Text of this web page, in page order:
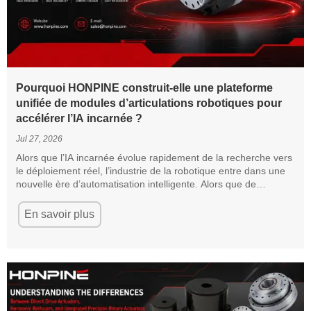
Pourquoi HONPINE construit-elle une plateforme
unifiée de modules d’articulations robotiques pour
accélérer l’IA incarnée ?
Jul 27, 2026
Alors que l’IA incarnée évolue rapidement de la recherche vers
le déploiement réel, l’industrie de la robotique entre dans une
nouvelle ère d’automatisation intelligente. Alors que de
très encombré de la fabrication de robots, HONPINE a choisi
une voie différente : construire une plateforme unifiée de
Selon le fondateur de HONPINE, la vision à long terme de
l’entreprise est claire : devenir le « cœur énergétique » et le
fondement matériel de l’ère de la robotique.
En savoir plus